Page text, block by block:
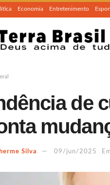
Economia Entretenimento
de
Silva 09/jun/2025